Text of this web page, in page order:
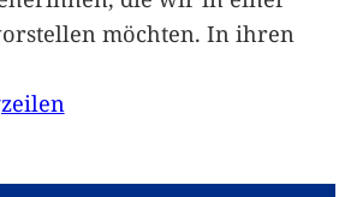
möchten. In ihren